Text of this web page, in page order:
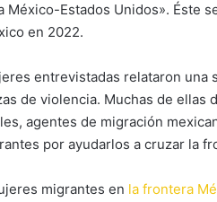
México-Estados Unidos». Éste
en 2022.
entrevistadas relataron
de violencia. Muchas de
agentes de migración
por ayudarlos a cruzar la
migrantes en la frontera